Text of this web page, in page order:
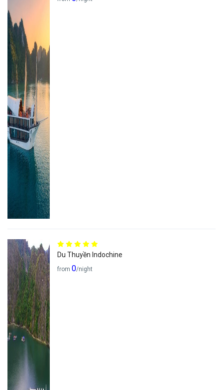
Du Thuyền Indochine
from 0/night